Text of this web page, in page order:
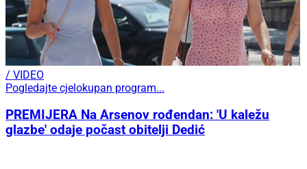
/ VIDEO
Pogledajte cjelokupan program...
PREMIJERA Na Arsenov rođendan: 'U kaležu
glazbe' odaje počast obitelji Dedić